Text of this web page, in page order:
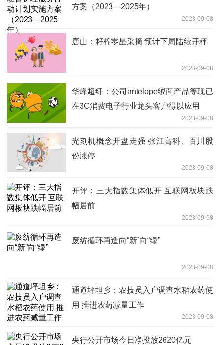
方案（2023—2025年）
2023-09-08
唐山：籽棉零星采摘 预计下周陆续开秤
2023-09-08
华峰超纤：公司antelope绒面产品等现已
在3C消费电子行业龙头客户得以应用
2023-09-08
光刻机概念开盘走强 张江高科、百川股
份涨停
2023-09-08
开评：三大指数集体低开 互联网板块跌
幅居前
2023-09-08
废纺循环再造向“新”向“绿”
2023-09-08
通道坪坦乡：农技员入户调查水稻农药使
用 推进农药减量工作
2023-09-08
央行公开市场今日净投放2620亿元